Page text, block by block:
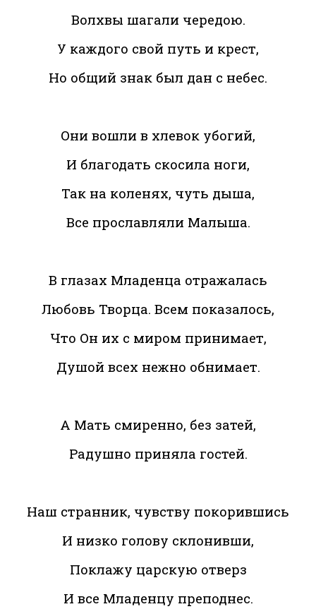
Волхвы шагали чередою.
У каждого свой путь и крест,
Но общий знак был дан с небес.
Они вошли в хлевок убогий,
И благодать скосила ноги,
Так на коленях, чуть дыша,
Все прославляли Малыша.
В глазах Младенца отражалась
Любовь Творца. Всем показалось,
Что Он их с миром принимает,
Душой всех нежно обнимает.
А Мать смиренно, без затей,
Радушно приняла гостей.
Наш странник, чувству покорившись
И низко голову склонивши,
Поклажу царскую отверз
И все Младенцу преподнес.